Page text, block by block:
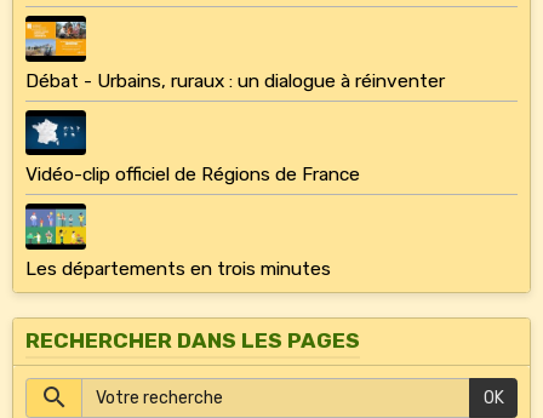
Débat - Urbains, ruraux : un dialogue à réinventer
Vidéo-clip officiel de Régions de France
Les départements en trois minutes
RECHERCHER DANS LES PAGES
OK